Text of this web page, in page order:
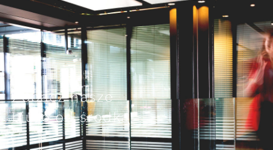
Zobacz nasze
biuro od środka